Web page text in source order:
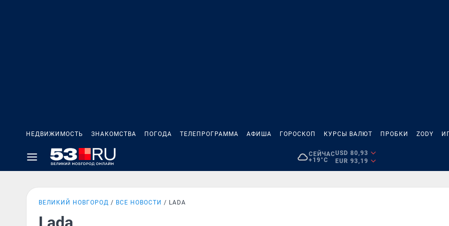
НЕДВИЖИМОСТЬ ЗНАКОМСТВА ПОГОДА ТЕЛЕПРОГРАММА АФИША ГОРОСКОП КУРСЫ ВАЛЮТ ПРОБКИ ZODY
СЕЙЧАС
+19°C
USD 80,93
EUR 93,19
ВЕЛИКИЙ НОВГОРОД ВСЕ НОВОСТИ LADA